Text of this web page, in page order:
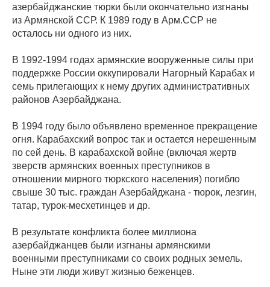
азербайджанские тюрки были окончательно изгнаны
из Армянской ССР. К 1989 году в Арм.ССР не
осталось ни одного из них.
В 1992-1994 годах армянские вооруженные силы при
поддержке России оккупировали Нагорный Карабах и
семь прилегающих к нему других административных
районов Азербайджана.
В 1994 году было объявлено временное прекращение
огня. Карабахский вопрос так и остается нерешенным
по сей день. В карабахской войне (включая жертв
зверств армянских военных преступников в
отношении мирного тюркского населения) погибло
свыше 30 тыс. граждан Азербайджана - тюрок, лезгин,
татар, турок-месхетинцев и др.
В результате конфликта более миллиона
азербайджанцев были изгнаны армянскими
военными преступниками со своих родных земель.
Ныне эти люди живут жизнью беженцев.